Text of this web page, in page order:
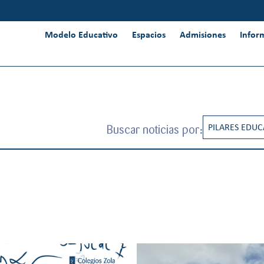
Modelo Educativo Espacios Admisiones
Buscar noticias por: PILARES
CREATIVIDAD